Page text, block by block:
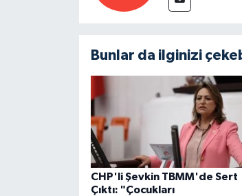
Bunlar da ilginizi
CHP'li Şevkin TBMM'de Sert
Çıktı: "Çocukları